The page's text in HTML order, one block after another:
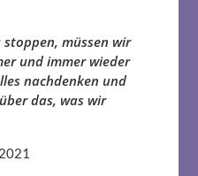
müssen wir
und immer wieder
nachdenken und
das, was wir